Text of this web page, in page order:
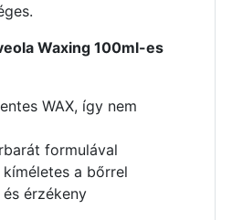
Waxing 100ml-es
WAX, így nem
formulával
a bőrrel
érzékeny